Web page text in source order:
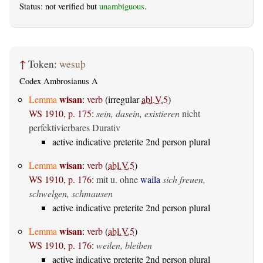
Status: not verified but unambiguous.
↑ Token: wesuþ
Codex Ambrosianus A
Lemma wisan: verb(irregularabl.V.5)
WS 1910, p. 175: sein, dasein, existierennicht
perfektivierbares Durativ
active indicative preterite 2nd person plural
Lemma wisan: verb(abl.V.5)
WS 1910, p. 176: mit u. ohnewaila sich freuen,
schwelgen, schmausen
active indicative preterite 2nd person plural
Lemma wisan: verb(abl.V.5)
WS 1910, p. 176: weilen, bleiben
active indicative preterite 2nd person plural